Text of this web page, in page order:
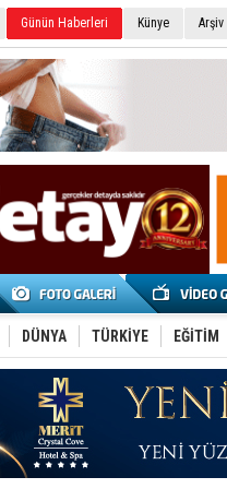
Günün Haberleri Künye Arşiv
DÜNYA TÜRKİYE EĞİTİM